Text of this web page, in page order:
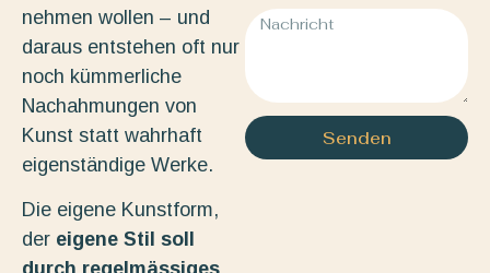
nehmen wollen – und
daraus entstehen oft nur
noch kümmerliche
Nachahmungen von
Kunst statt wahrhaft
eigenständige Werke.
Die eigene Kunstform,
der eigene Stil soll
Senden